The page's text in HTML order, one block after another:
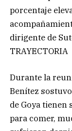
porcentaje
dirigente de
TRAYECTORIA
Durante la
Benítez
de Goya tienen
para comer,